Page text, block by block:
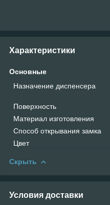
Характеристики
Основные
Назначение диспенсера
Поверхность
Материал изготовления
Способ открывания замка
Цвет
Скрыть
Условия доставки